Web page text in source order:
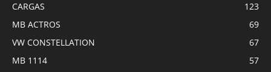
CARGAS
123
MB ACTROS
69
VW CONSTELLATION
67
MB 1114
57